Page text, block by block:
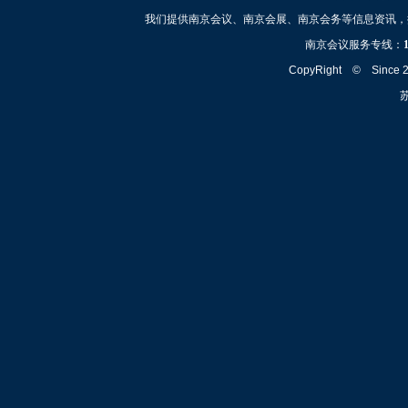
我们提供南京会议、南京会展、南京会务等信息资讯
南京会议服务专线：
CopyRight © Since